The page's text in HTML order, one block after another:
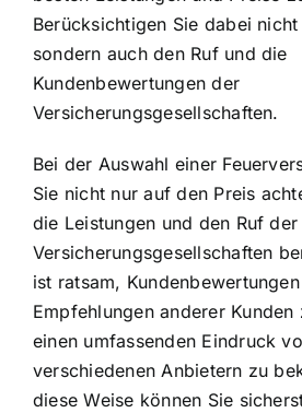
Berücksichtigen Sie dabei
sondern auch den Ruf und die
Kundenbewertungen der
Versicherungsgesellschaften.
Bei der Auswahl einer
Sie nicht nur auf den Preis
die Leistungen und den Ruf der
Versicherungsgesellschaften
ist ratsam,
Empfehlungen anderer Kunden
einen umfassenden Eindruck
verschiedenen Anbietern zu
diese Weise können Sie